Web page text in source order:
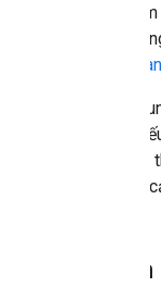
Mỗi
của
Nhìn
nhiên,
này
có lẽ là